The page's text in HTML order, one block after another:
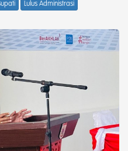
Lulus Administrasi